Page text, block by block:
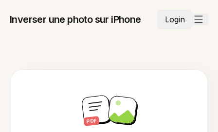
Inverser une photo sur iPhone Login